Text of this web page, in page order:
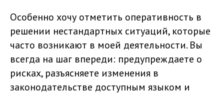
Особенно хочу отметить оперативность в
решении нестандартных ситуаций, которые
часто возникают в моей деятельности. Вы
всегда на шаг впереди: предупреждаете о
рисках, разъясняете изменения в
законодательстве доступным языком и